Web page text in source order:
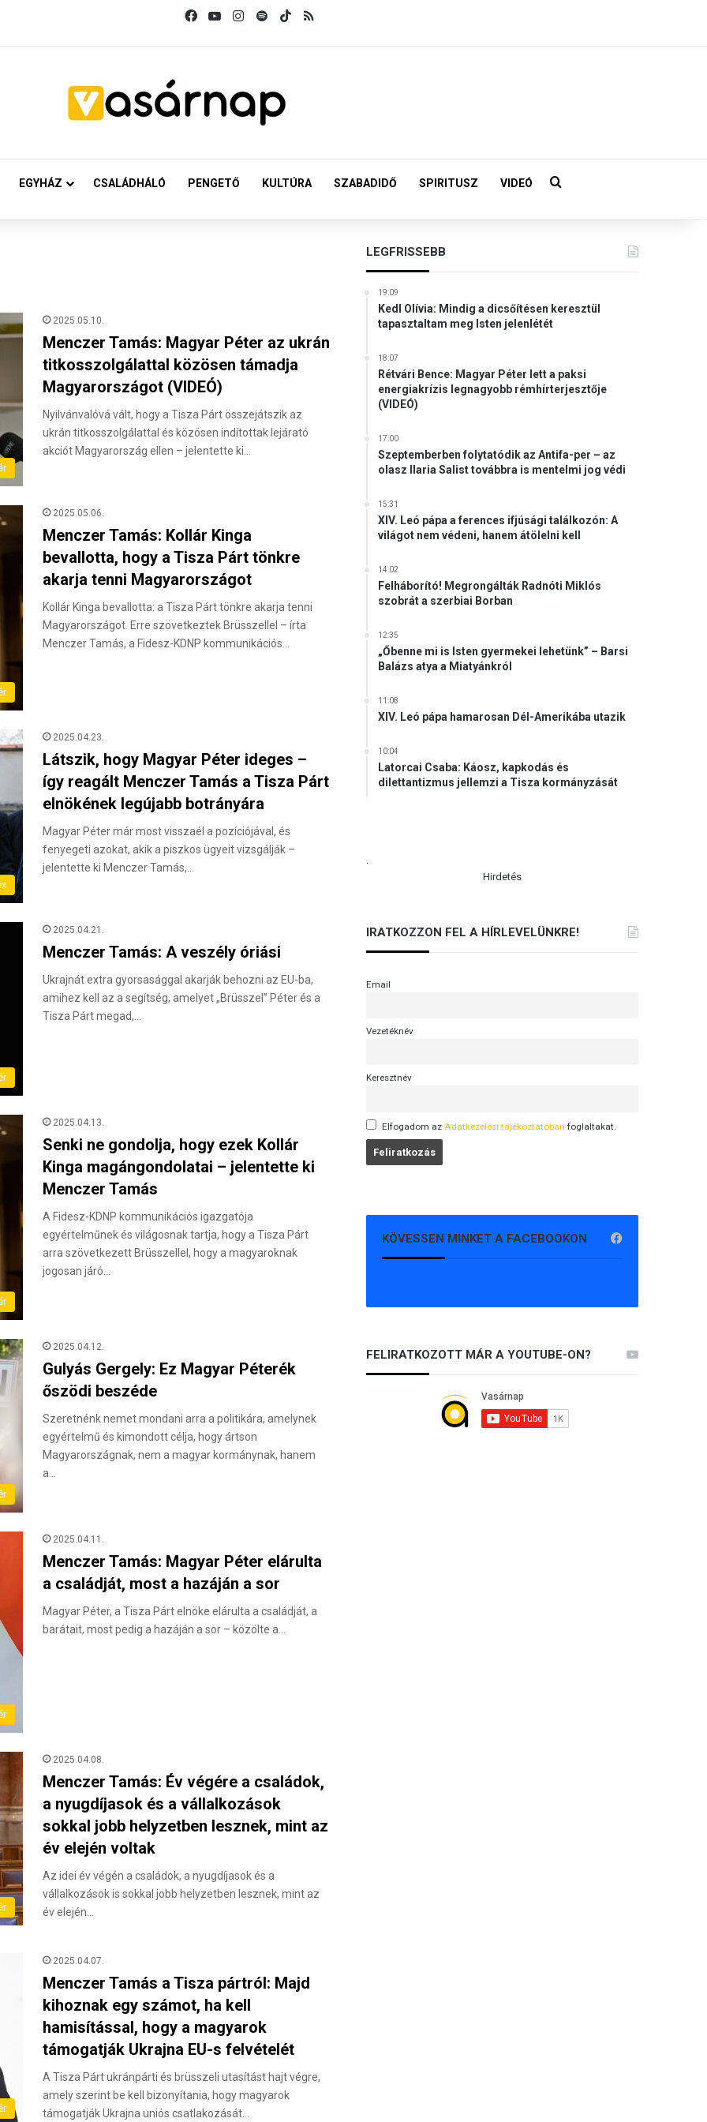
FacebookYouTubeInstagram
SpotifyTikTok
EGYHÁZ CSALÁDHÁLÓ PENGETŐ KULTÚRA SZABADIDŐ SPIRITUSZ VIDEÓ Keresés:
2025.05.10.
Menczer Tamás: Magyar Péter az ukrán
titkosszolgálattal közösen támadja
Magyarországot (VIDEÓ)
Nyilvánvalóvá vált, hogy a Tisza Párt összejátszik az
ukrán titkosszolgálattal és közösen indítottak lejárató
akciót Magyarország ellen – jelentette ki…
2025.05.06.
Menczer Tamás: Kollár Kinga
bevallotta, hogy a Tisza Párt tönkre
akarja tenni Magyarországot
Kollár Kinga bevallotta: a Tisza Párt tönkre akarja tenni
Magyarországot. Erre szövetkeztek Brüsszellel – írta
Menczer Tamás, a Fidesz-KDNP kommunikációs…
2025.04.23.
Látszik, hogy Magyar Péter ideges –
így reagált Menczer Tamás a Tisza Párt
elnökének legújabb botrányára
Magyar Péter már most visszaél a pozíciójával, és
fenyegeti azokat, akik a piszkos ügyeit vizsgálják –
jelentette ki Menczer Tamás,…
2025.04.21.
Menczer Tamás: A veszély óriási
Ukrajnát extra gyorsasággal akarják behozni az EU-ba,
amihez kell az a segítség, amelyet „Brüsszel” Péter és a
Tisza Párt megad,…
2025.04.13.
Senki ne gondolja, hogy ezek Kollár
Kinga magángondolatai – jelentette ki
Menczer Tamás
A Fidesz-KDNP kommunikációs igazgatója
egyértelműnek és világosnak tartja, hogy a Tisza Párt
arra szövetkezett Brüsszellel, hogy a magyaroknak
jogosan járó…
2025.04.12.
Gulyás Gergely: Ez Magyar Péterék
őszödi beszéde
Szeretnénk nemet mondani arra a politikára, amelynek
egyértelmű és kimondott célja, hogy ártson
Magyarországnak, nem a magyar kormánynak, hanem
a…
2025.04.11.
Menczer Tamás: Magyar Péter elárulta
a családját, most a hazáján a sor
Magyar Péter, a Tisza Párt elnöke elárulta a családját, a
barátait, most pedig a hazáján a sor – közölte a…
2025.04.08.
Menczer Tamás: Év végére a családok,
a nyugdíjasok és a vállalkozások
sokkal jobb helyzetben lesznek, mint az
év elején voltak
Az idei év végén a családok, a nyugdíjasok és a
vállalkozások is sokkal jobb helyzetben lesznek, mint az
év elején…
2025.04.07.
Menczer Tamás a Tisza pártról: Majd
kihoznak egy számot, ha kell
hamisítással, hogy a magyarok
támogatják Ukrajna EU-s felvételét
A Tisza Párt ukránpárti és brüsszeli utasítást hajt végre,
amely szerint be kell bizonyítania, hogy magyarok
támogatják Ukrajna uniós csatlakozását…
LEGFRISSEBB
19:09
Kedl Olívia: Mindig a dicsőítésen keresztül
tapasztaltam meg Isten jelenlétét
18:07
Rétvári Bence: Magyar Péter lett a paksi
energiakrízis legnagyobb rémhírterjesztője
(VIDEÓ)
17:00
Szeptemberben folytatódik az Antifa-per – az
olasz Ilaria Salist továbbra is mentelmi jog védi
15:31
XIV. Leó pápa a ferences ifjúsági találkozón: A
világot nem védeni, hanem átölelni kell
14:02
Felháborító! Megrongálták Radnóti Miklós
szobrát a szerbiai Borban
12:35
„Őbenne mi is Isten gyermekei lehetünk” – Barsi
Balázs atya a Miatyánkról
11:08
XIV. Leó pápa hamarosan Dél-Amerikába utazik
10:04
Latorcai Csaba: Káosz, kapkodás és
dilettantizmus jellemzi a Tisza kormányzását
.
Hirdetés
IRATKOZZON FEL A HÍRLEVELÜNKRE!
Email
Vezetéknév
Keresztnév
Elfogadom az Adatkezelési tájékoztatóban foglaltakat.
KÖVESSEN MINKET A FACEBOOKON
FELIRATKOZOTT MÁR A YOUTUBE-ON?